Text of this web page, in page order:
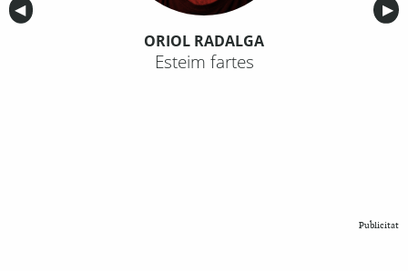
Anterior
◀︎ ▶︎
ORIOL RADALGA
Esteim fartes
Publicitat